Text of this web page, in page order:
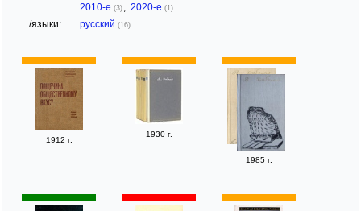
2010-е (3) 2020-е (1)
/языки: русский (16)
1912 г.
1930 г.
1985 г.